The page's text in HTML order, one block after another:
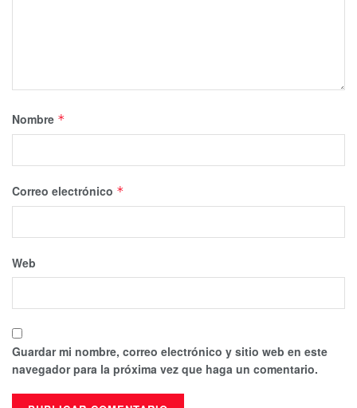
Nombre *
Correo electrónico *
Web
Guardar mi nombre, correo electrónico y sitio web en este
navegador para la próxima vez que haga un comentario.